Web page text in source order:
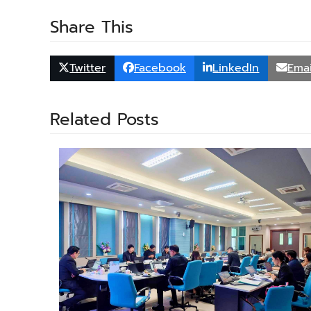
Share This
Twitter Facebook LinkedIn
Related Posts